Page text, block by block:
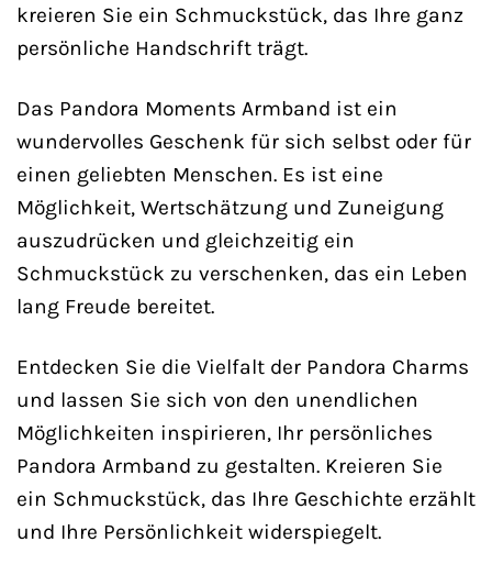
kreieren Sie ein Schmuckstück, das Ihre ganz
persönliche Handschrift trägt.
Das Pandora Moments Armband ist ein
wundervolles Geschenk für sich selbst oder für
einen geliebten Menschen. Es ist eine
Möglichkeit, Wertschätzung und Zuneigung
auszudrücken und gleichzeitig ein
Schmuckstück zu verschenken, das ein Leben
lang Freude bereitet.
Entdecken Sie die Vielfalt der Pandora Charms
und lassen Sie sich von den unendlichen
Möglichkeiten inspirieren, Ihr persönliches
Pandora Armband zu gestalten. Kreieren Sie
ein Schmuckstück, das Ihre Geschichte erzählt
und Ihre Persönlichkeit widerspiegelt.